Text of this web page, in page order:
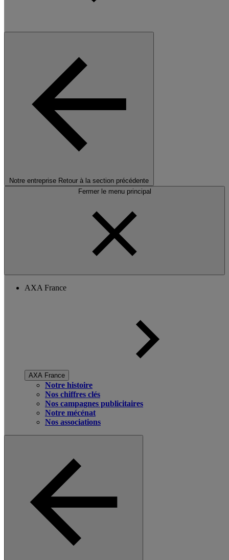
Notre entreprise Retour à la section précédente
Fermer le menu principal
AXA France
AXA France
Notre histoire
Nos chiffres clés
Nos campagnes publicitaires
Notre mécénat
Nos associations